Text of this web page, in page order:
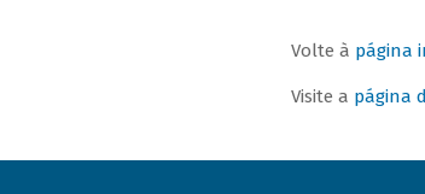
Volte à página
Visite a página